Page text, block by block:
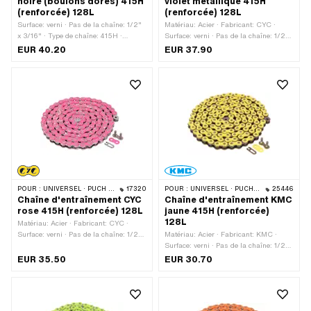
(renforcée) 128L
Surface: verni · Pas de la chaîne: 1/2"
x 3/16" · Type de chaîne: 415H ·
Fabricant: CYC · Matériau: Acier ·
cadenas à chaîne: Fermeture à ressort
EUR 40.20
(renforcée) 128L
Matériau: Acier · Fabricant: CYC ·
Surface: verni · Pas de la chaîne: 1/2"
x 3/16" · Type de chaîne: 415H ·
cadenas à chaîne: Fermeture à ressort
EUR 37.90
POUR : UNIVERSEL · PUCH · SACHS · PONY / CILO (BÊTA 521 & 512) · ZÜNDAPP BELMONDO · TOMOS · BYE BIKE 17320
Chaîne d'entraînement CYC
rose 415H (renforcée) 128L
Matériau: Acier · Fabricant: CYC ·
Surface: verni · Pas de la chaîne: 1/2"
Circonférence de roulement: 1626 mm ·
EUR 35.50
POUR : UNIVERSEL · PUCH · SACHS · PONY / CILO (BÊTA 521 & 512) · ZÜNDAPP BELMONDO · TOMOS · BYE BIKE 25446
Chaîne d'entraînement KMC
jaune 415H (renforcée)
128L
Matériau: Acier · Fabricant: KMC ·
Surface: verni · Pas de la chaîne: 1/2"
x 3/16" · Type de chaîne: 415H ·
cadenas à chaîne: Fermeture à ressort
EUR 30.70